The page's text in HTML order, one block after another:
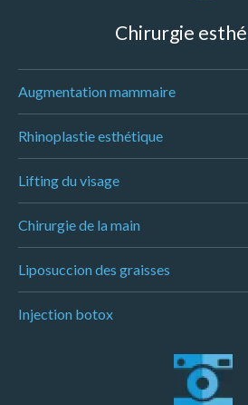
Chirurgie
Augmentation mammaire
Rhinoplastie esthétique
Lifting du visage
Chirurgie de la main
Liposuccion des graisses
Injection botox